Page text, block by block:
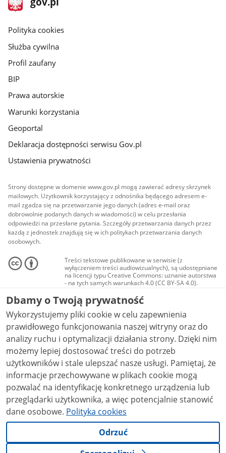
gov.pl
gov.pl
Polityka cookies
Służba cywilna
Profil zaufany
BIP
Prawa autorskie
Warunki korzystania
Geoportal
Deklaracja dostępności serwisu Gov.pl
Ustawienia prywatności
Strony dostępne w domenie www.gov.pl mogą zawierać adresy skrzynek
mailowych. Użytkownik korzystający z odnośnika będącego adresem e-
mail zgadza się na przetwarzanie jego danych (adres e-mail oraz
dobrowolnie podanych danych w wiadomości) w celu przesłania
odpowiedzi na przesłane pytania. Szczegóły przetwarzania danych przez
każdą z jednostek znajdują się w ich politykach przetwarzania danych
osobowych.
Treści tekstowe publikowane w serwisie (z
wyłączeniem treści audiowizualnych), są udostępniane
na licencji typu Creative Commons: uznanie autorstwa
- na tych samych warunkach 4.0 (CC BY-SA 4.0).
Materiały audiowizualne, w tym zdjęcia, materiały
audio i wideo, są udostępniane na licencji typu
Creative Commons: uznanie autorstwa użycie
niekomercyjne - bez utworów zależnych 4.0 (CC BY-
NC-ND 4.0), o ile nie jest to stwierdzone inaczej.
Dbamy o Twoją prywatność
Wykorzystujemy pliki cookie w celu zapewnienia
prawidłowego funkcjonowania naszej witryny oraz do
analizy ruchu i optymalizacji działania strony. Dzięki nim
możemy lepiej dostosować treści do potrzeb
użytkowników i stale ulepszać nasze usługi. Pamiętaj, że
informacje przechowywane w plikach cookie mogą
pozwalać na identyfikację konkretnego urządzenia lub
przeglądarki użytkownika, a więc potencjalnie stanowić
dane osobowe. Polityka cookies
Odrzuć